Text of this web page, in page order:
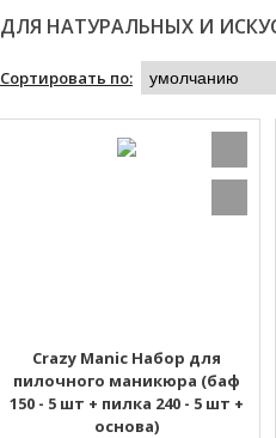
ДЛЯ НАТУРАЛЬНЫХ И
Сортировать по:
Crazy Manic Набор для
пилочного маникюра (баф
150 - 5 шт + пилка 240 - 5 шт +
основа)